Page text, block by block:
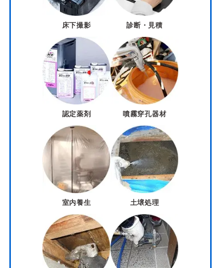
床下撮影 診断・見積
認定薬剤 噴霧穿孔器材
室内養生 土壌処理